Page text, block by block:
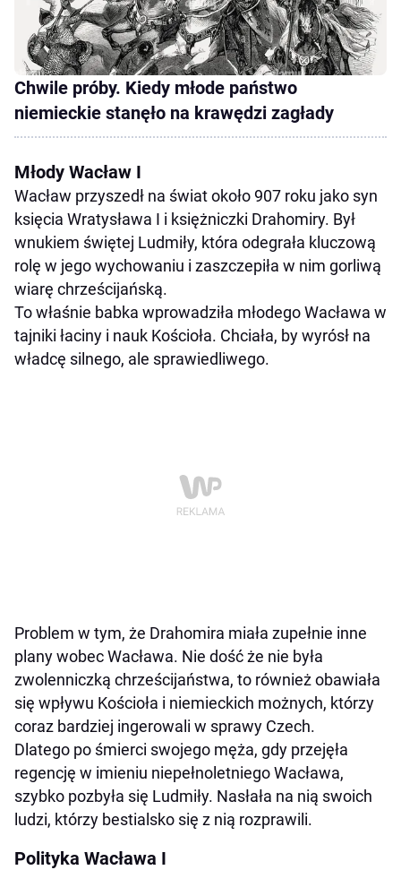
Chwile próby. Kiedy młode państwo
niemieckie stanęło na krawędzi zagłady
Młody Wacław I
Wacław przyszedł na świat około 907 roku jako syn
księcia Wratysława I i księżniczki Drahomiry. Był
wnukiem świętej Ludmiły, która odegrała kluczową
rolę w jego wychowaniu i zaszczepiła w nim gorliwą
wiarę chrześcijańską.
To właśnie babka wprowadziła młodego Wacława w
tajniki łaciny i nauk Kościoła. Chciała, by wyrósł na
władcę silnego, ale sprawiedliwego.
Problem w tym, że Drahomira miała zupełnie inne
plany wobec Wacława. Nie dość że nie była
zwolenniczką chrześcijaństwa, to również obawiała
się wpływu Kościoła i niemieckich możnych, którzy
coraz bardziej ingerowali w sprawy Czech.
Dlatego po śmierci swojego męża, gdy przejęła
regencję w imieniu niepełnoletniego Wacława,
szybko pozbyła się Ludmiły. Nasłała na nią swoich
ludzi, którzy bestialsko się z nią rozprawili.
Polityka Wacława I